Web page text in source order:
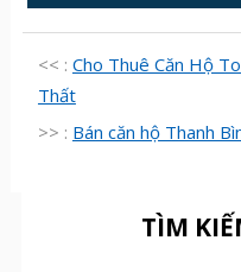
<< : Cho Thuê Căn Hộ
Thất
>> : Bán căn hộ Thanh
TÌM